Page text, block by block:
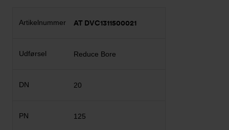
AT DVC1311500021
Reduce Bore
20
125